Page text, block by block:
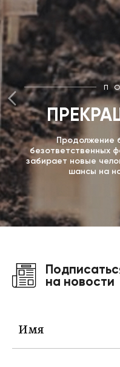
Продолжение
безответственных
забирает новые
шансы на
на новости